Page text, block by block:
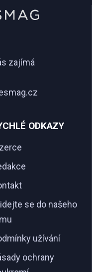
zajímá
ODKAZY
se do našeho
užívání
ochrany